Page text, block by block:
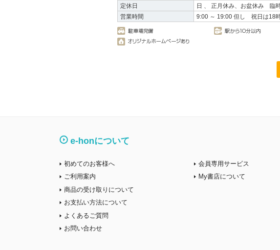
定休日
日 、 正月休み、お盆休み 臨
営業時間
9:00 ～ 19:00 但し 祝日は18
e-honについて
初めてのお客様へ
ご利用案内
商品の受け取りについて
お支払い方法について
よくあるご質問
お問い合わせ
会員専用サービス
My書店について